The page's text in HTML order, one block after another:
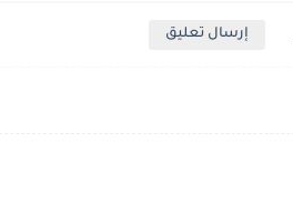
إرسال تعليق